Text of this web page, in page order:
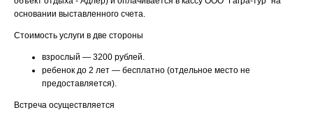
основании выставленного счета.
Стоимость услуги в две стороны
взрослый — 3200 рублей.
ребенок до 2 лет — бесплатно (отдельное место не
предоставляется).
Встреча осуществляется